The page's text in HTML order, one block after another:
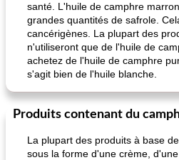
santé. L'huile de camphre
grandes quantités de safrole.
cancérigènes. La plupart des
n'utiliseront que de l'huile de
achetez de l'huile de camphre
s'agit bien de l'huile blanche.
Produits contenant du
La plupart des produits à base
sous la forme d'une crème,